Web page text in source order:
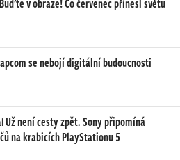
Buďte v obraze! Co červenec přinesl světu
se nebojí digitální budoucnosti
Už není cesty zpět. Sony připomíná
na krabicích PlayStationu 5